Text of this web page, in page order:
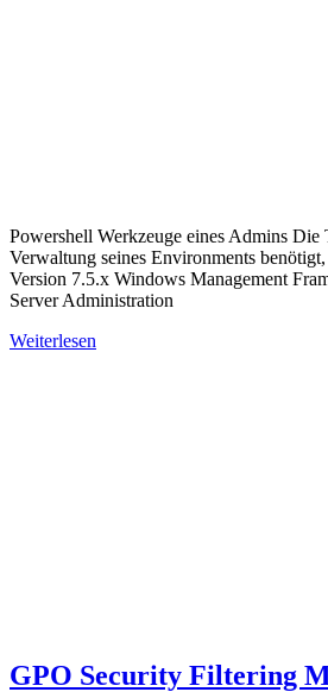
Powershell Werkzeuge eines Admins
Verwaltung seines Environments
Version 7.5.x Windows Management
Server Administration
Weiterlesen
GPO Security Filtering